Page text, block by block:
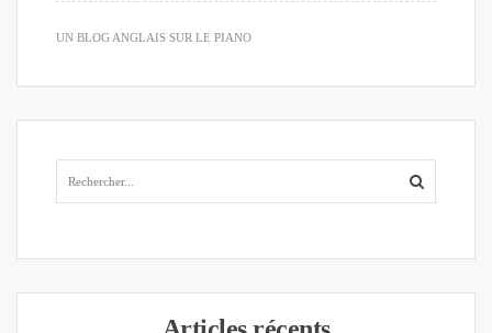
UN BLOG ANGLAIS SUR LE PIANO